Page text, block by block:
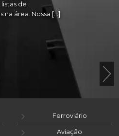
de
na área. Nossa […]
Ferroviário
Aviação